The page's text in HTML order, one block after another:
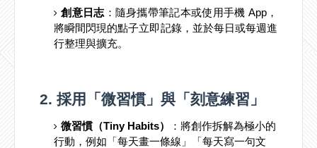
創意日志 ：隨身攜帶筆記本或使用手機 App，
將瞬間閃現的點子立即記錄，並於每日或每週進
行整理與擴充。
2. 採用「微習慣」與「刻意練習」
微習慣（Tiny Habits）
：將創作拆解為極小的
行動，例如「每天畫一條線」「每天寫一句文